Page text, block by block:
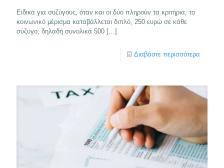
Ειδικά για συζύγους, όταν και οι δύο πληρούν τα κριτήρια, το
κοινωνικό μέρισμα καταβάλλεται διπλό, 250 ευρώ σε κάθε
σύζυγο, δηλαδή συνολικά 500 […]
Διαβάστε περισσότερα